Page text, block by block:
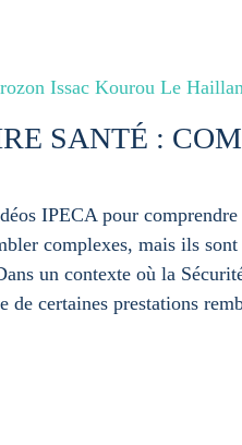
Issac Kourou Le
SANTÉ :
IPECA pour
complexes, mais ils
un contexte où la
de certaines prestations